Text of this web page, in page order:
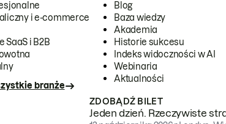
i e-commerce
SaaS i B2B
branże
Blog
Baza wiedzy
Akademia
Historie sukcesu
Indeks widoczności w AI
Webinaria
Aktualności
ZDOBĄDŹ BILET
Jeden dzień. Rzeczywiste